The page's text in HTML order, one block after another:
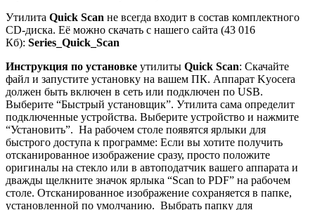
Утилита Quick Scan не всегда входит в состав комплектного
CD-диска. Её можно скачать с нашего сайта (43 016
Кб): Series_Quick_Scan
Инструкция по установке утилиты Quick Scan: Скачайте
файл и запустите установку на вашем ПК. Аппарат Kyocera
должен быть включен в сеть или подключен по USB.
Выберите “Быстрый установщик”. Утилита сама определит
подключенные устройства. Выберите устройство и нажмите
“Установить”. На рабочем столе появятся ярлыки для
быстрого доступа к программе: Если вы хотите получить
отсканированное изображение сразу, просто положите
оригиналы на стекло или в автоподатчик вашего аппарата и
дважды щелкните значок ярлыка “Scan to PDF” на рабочем
столе. Отсканированное изображение сохраняется в папке,
установленной по умолчанию. Выбрать папку для